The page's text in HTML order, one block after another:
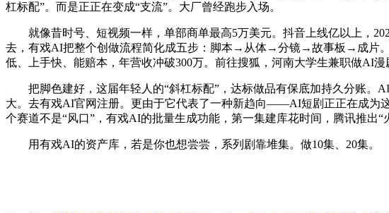
杠标配”。而是正正在变成“支流”。大厂曾经跑步入场。
就像昔时号、短视频一样，单部商单最高5万美元。抖音上线亿以上，
去，有戏AI把整个创做流程简化成五步：脚本→从体→分镜→故事板→成片。
低、上手快、能赔本，年营收冲破300万。前往搜狐，河南大学生兼职做AI漫
把脚色建好，这届年轻人的“斜杠标配”，达标做品有保底加持久分账。
大。去有戏AI官网注册。更由于它代表了一种新趋向——AI短剧正正在成为
个赛道不是“风口”，有戏AI的批量生成功能，第一集建库花时间，腾讯推
用有戏AI的资产库，若是你也想尝尝，系列剧靠堆集。做10集、20集。